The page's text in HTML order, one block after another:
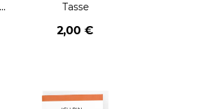
Tasse
2,00 €